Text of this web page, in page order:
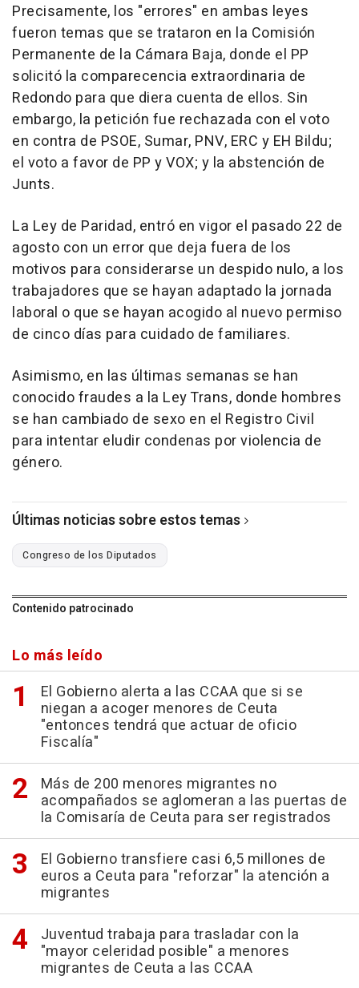
Precisamente, los "errores" en ambas leyes
fueron temas que se trataron en la Comisión
Permanente de la Cámara Baja, donde el PP
solicitó la comparecencia extraordinaria de
Redondo para que diera cuenta de ellos. Sin
embargo, la petición fue rechazada con el voto
en contra de PSOE, Sumar, PNV, ERC y EH Bildu;
el voto a favor de PP y VOX; y la abstención de
Junts.
La Ley de Paridad, entró en vigor el pasado 22 de
agosto con un error que deja fuera de los
motivos para considerarse un despido nulo, a los
trabajadores que se hayan adaptado la jornada
laboral o que se hayan acogido al nuevo permiso
de cinco días para cuidado de familiares.
Asimismo, en las últimas semanas se han
conocido fraudes a la Ley Trans, donde hombres
se han cambiado de sexo en el Registro Civil
para intentar eludir condenas por violencia de
género.
Últimas noticias sobre estos temas
Congreso de los Diputados
Contenido patrocinado
Lo más leído
El Gobierno alerta a las CCAA que si se
niegan a acoger menores de Ceuta
"entonces tendrá que actuar de oficio
Fiscalía"
Más de 200 menores migrantes no
acompañados se aglomeran a las puertas de
la Comisaría de Ceuta para ser registrados
El Gobierno transfiere casi 6,5 millones de
euros a Ceuta para "reforzar" la atención a
migrantes
Juventud trabaja para trasladar con la
"mayor celeridad posible" a menores
migrantes de Ceuta a las CCAA